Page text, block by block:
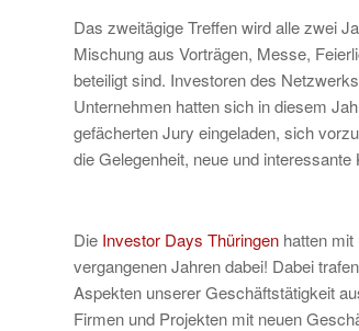
Das zweitägige Treffen wird alle zwei
Mischung aus Vorträgen, Messe,
beteiligt sind. Investoren des
Unternehmen hatten sich in diesem
gefächerten Jury eingeladen, sich
die Gelegenheit, neue und
Die Investor Days Thüringen hatten
vergangenen Jahren dabei! Dabei
Aspekten unserer Geschäftstätigkeit
Firmen und Projekten mit neuen